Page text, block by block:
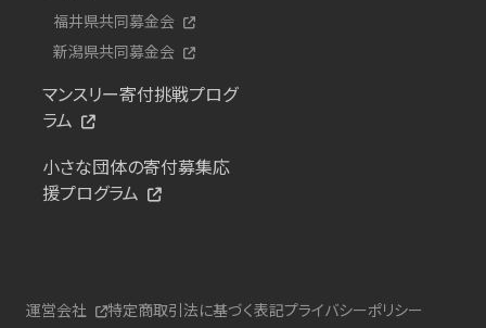
福井県共同募金会
新潟県共同募金会
マンスリー寄付挑戦プログ
ラム
小さな団体の寄付募集応
援プログラム
運営会社 特定商取引法に基づく表記プライバシーポリシー